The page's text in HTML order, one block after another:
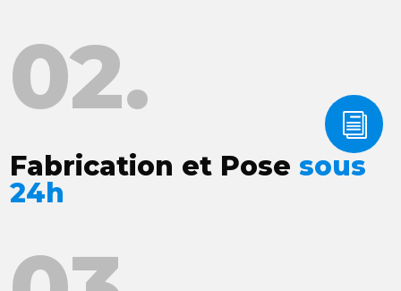
02.
Fabrication et Pose sous
24h
i